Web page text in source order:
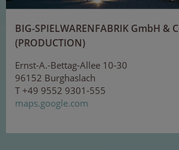
BIG-SPIELWARENFABRIK GmbH &
(PRODUCTION)
Ernst-A.-Bettag-Allee 10-30
96152 Burghaslach
T +49 9552 9301-555
maps.google.com